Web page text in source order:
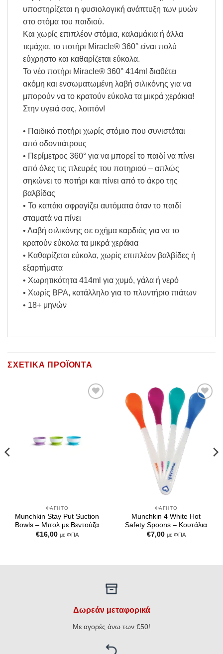
υποστηρίζεται η φυσιολογική ανάπτυξη των μυών
στο στόμα του παιδιού.
Και χωρίς επιπλέον στόμια, καλαμάκια ή άλλα
τεμάχια, το ποτήρι Miracle® 360° είναι πολύ
εύχρηστο και καθαρίζεται εύκολα.
Το νέο ποτήρι Miracle® 360° 414ml διαθέτει
ακόμη και ενσωματωμένη λαβή σιλικόνης για να
μπορούν να το κρατούν εύκολα τα μικρά χεράκια!
Στην υγειά σας, λοιπόν!
• Παιδικό ποτήρι χωρίς στόμιο που συνιστάται
από οδοντιάτρους
• Περίμετρος 360° για να μπορεί το παιδί να πίνει
από όλες τις πλευρές του ποτηριού – απλώς
σηκώνει το ποτήρι και πίνει από το άκρο της
βαλβίδας
• Το καπάκι σφραγίζει αυτόματα όταν το παιδί
σταματά να πίνει
• Λαβή σιλικόνης σε σχήμα καρδιάς για να το
κρατούν εύκολα τα μικρά χεράκια
• Καθαρίζεται εύκολα, χωρίς επιπλέον βαλβίδες ή
εξαρτήματα
• Χωρητικότητα 414ml για χυμό, γάλα ή νερό
• Χωρίς BPA, κατάλληλο για το πλυντήριο πιάτων
• 18+ μηνών
ΣΧΕΤΙΚΆ ΠΡΟΪΌΝΤΑ
ΦΑΓΗΤΌ
Munchkin Stay Put Suction
Bowls – Μπολ με Βεντούζα
€16,00 με ΦΠΑ
Add to
Wishlist
ΦΑΓΗΤΌ
Munchkin 4 White Hot
Safety Spoons – Κουτάλια
€7,00 με ΦΠΑ
Δωρεάν μεταφορικά
Με αγορές άνω των €50!